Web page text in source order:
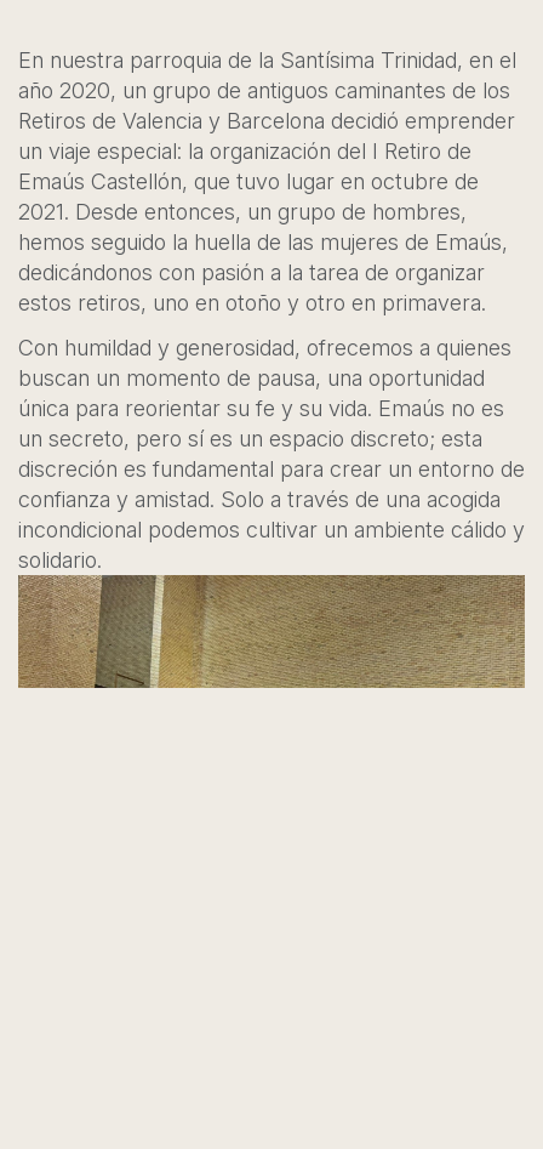
En nuestra parroquia de la Santísima Trinidad, en el
año 2020, un grupo de antiguos caminantes de los
Retiros de Valencia y Barcelona decidió emprender
un viaje especial: la organización del I Retiro de
Emaús Castellón, que tuvo lugar en octubre de
2021. Desde entonces, un grupo de hombres,
hemos seguido la huella de las mujeres de Emaús,
dedicándonos con pasión a la tarea de organizar
estos retiros, uno en otoño y otro en primavera.
Con humildad y generosidad, ofrecemos a quienes
buscan un momento de pausa, una oportunidad
única para reorientar su fe y su vida. Emaús no es
un secreto, pero sí es un espacio discreto; esta
discreción es fundamental para crear un entorno de
confianza y amistad. Solo a través de una acogida
incondicional podemos cultivar un ambiente cálido y
solidario.